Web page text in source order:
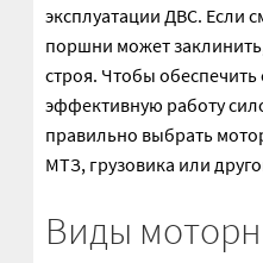
Штифты
Механизмы рулевые АГУ
Моторное масло
Насосы гидроусилителя
эксплуатации ДВС. Если
поршни может
строя. Чтобы
эффективную работу
правильно выбрать
МТЗ, грузовика или
Виды